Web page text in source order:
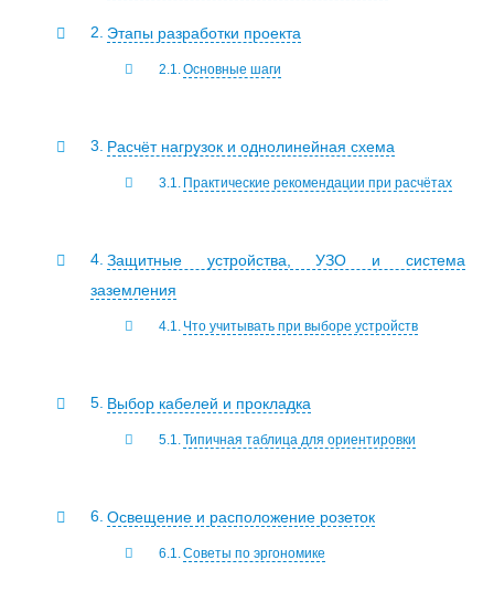
Этапы разработки проекта
Основные шаги
Расчёт нагрузок и однолинейная схема
Практические рекомендации при расчётах
Защитные устройства, УЗО и система
заземления
Что учитывать при выборе устройств
Выбор кабелей и прокладка
Типичная таблица для ориентировки
Освещение и расположение розеток
Советы по эргономике